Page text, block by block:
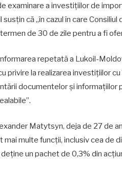
examinare a investițiilor de
că „în cazul în care
de 30 de zile pentru a fi
repetată a Lukoil-
privire la realizarea investiţiilor
documentelor şi informaţiilor
Matytsyn, deja de 27 de
mai multe funcţii, inclusiv cea de
un pachet de 0,3% din